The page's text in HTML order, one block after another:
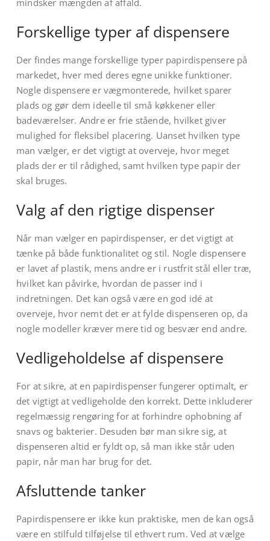
mindsker mængden af affald.
Forskellige typer af dispensere
Der findes mange forskellige typer papirdispensere på
markedet, hver med deres egne unikke funktioner.
Nogle dispensere er vægmonterede, hvilket sparer
plads og gør dem ideelle til små køkkener eller
badeværelser. Andre er frie stående, hvilket giver
mulighed for fleksibel placering. Uanset hvilken type
man vælger, er det vigtigt at overveje, hvor meget
plads der er til rådighed, samt hvilken type papir der
skal bruges.
Valg af den rigtige dispenser
Når man vælger en papirdispenser, er det vigtigt at
tænke på både funktionalitet og stil. Nogle dispensere
er lavet af plastik, mens andre er i rustfrit stål eller træ,
hvilket kan påvirke, hvordan de passer ind i
indretningen. Det kan også være en god idé at
overveje, hvor nemt det er at fylde dispenseren op, da
nogle modeller kræver mere tid og besvær end andre.
Vedligeholdelse af dispensere
For at sikre, at en papirdispenser fungerer optimalt, er
det vigtigt at vedligeholde den korrekt. Dette inkluderer
regelmæssig rengøring for at forhindre ophobning af
snavs og bakterier. Desuden bør man sikre sig, at
dispenseren altid er fyldt op, så man ikke står uden
papir, når man har brug for det.
Afsluttende tanker
Papirdispensere er ikke kun praktiske, men de kan også
være en stilfuld tilføjelse til ethvert rum. Ved at vælge